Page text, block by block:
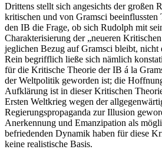
Drittens stellt sich angesichts der großen
kritischen und von Gramsci
den IB die Frage, ob sich Rudolph mit
Charakterisierung der „neueren
jeglichen Bezug auf Gramsci bleibt, nicht
Rein begrifflich ließe sich nämlich
für die Kritische Theorie der IB á la
der Weltpolitik geworden ist; die
Aufklärung ist in dieser Kritischen
Ersten Weltkrieg wegen der
Regierungspropaganda zur Illusion
Anerkennung und Emanzipation als
befriedenden Dynamik haben für diese
keine realistische Basis.